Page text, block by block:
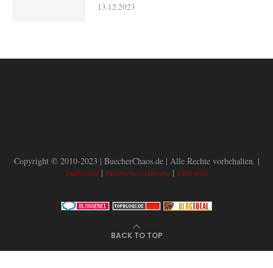
13.12.2023
Copyright © 2010-2023 | BuecherChaos.de | Alle Rechte vorbehalten. |
Impressum | Datenschutzerklärung| Über mich
BACK TO TOP